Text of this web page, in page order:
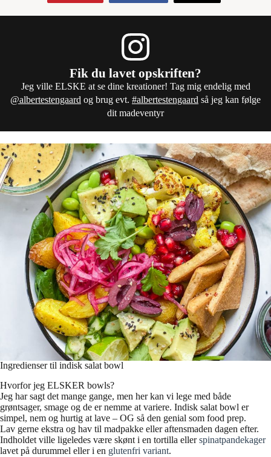
Fik du lavet opskriften?
Jeg ville ELSKE at se dine kreationer! Tag mig endelig med
@albertestengaard og brug evt. #albertestengaard så jeg kan følge
dit madeventyr
Ingredienser til indisk salat bowl
Hvorfor jeg ELSKER bowls?
Jeg har sagt det mange gange, men her kan vi lege med både
grøntsager, smage og de er nemme at variere. Indisk salat bowl er
simpel, nem og hurtig at lave – OG så den genial som food prep.
Lav gerne ekstra og hav til madpakke eller aftensmaden dagen efter.
Indholdet ville ligeledes være skønt i en tortilla ellerspinatpandekager
lavet på durummel eller i en glutenfri variant.